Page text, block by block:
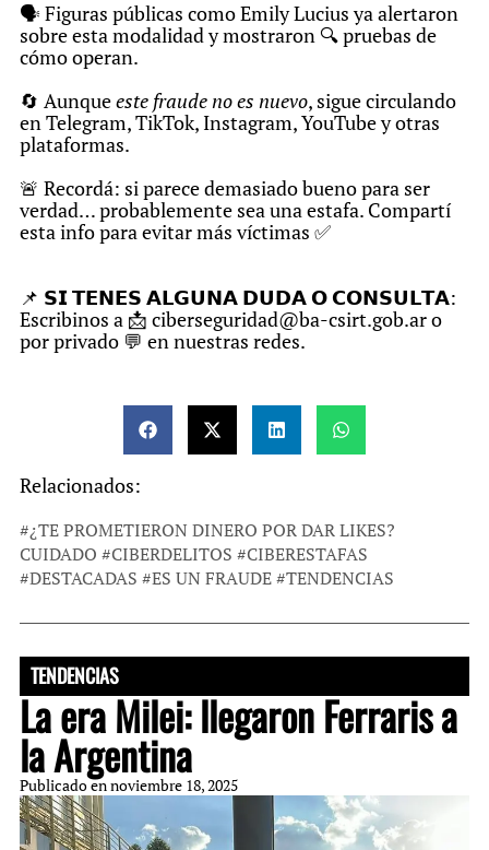
🗣️ Figuras públicas como Emily Lucius ya alertaron
sobre esta modalidad y mostraron 🔍 pruebas de
cómo operan.
🔄 Aunqueeste fraude no es nuevo, sigue circulando
en Telegram, TikTok, Instagram, YouTube y otras
plataformas.
🚨 Recordá: si parece demasiado bueno para ser
verdad… probablemente sea una estafa. Compartí
esta info para evitar más víctimas ✅
📌 𝗦𝗜 𝗧𝗘𝗡𝗘𝗦 𝗔𝗟𝗚𝗨𝗡𝗔 𝗗𝗨𝗗𝗔 𝗢 𝗖𝗢𝗡𝗦𝗨𝗟𝗧𝗔:
Escribinos a 📩 ciberseguridad@ba-csirt.gob.ar o
por privado 💬 en nuestras redes.
Relacionados:
#¿TE PROMETIERON DINERO POR DAR LIKES?
CUIDADO #CIBERDELITOS #CIBERESTAFAS
#DESTACADAS #ES UN FRAUDE#TENDENCIAS
TENDENCIAS
La era Milei: llegaron Ferraris a
la Argentina
Publicado ennoviembre 18, 2025